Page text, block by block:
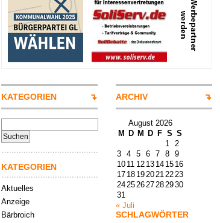
KATEGORIEN
nach:
KATEGORIEN
Aktuelles
Anzeige
Bärbroich
ARCHIV
August 2026
M
D M D F S S
1 2
3 4 5 6 7 8 9
10 11 12 13 14 15 16
17 18 1920212223
24252627282930
31
« Juli
SCHLAGWÖRTER